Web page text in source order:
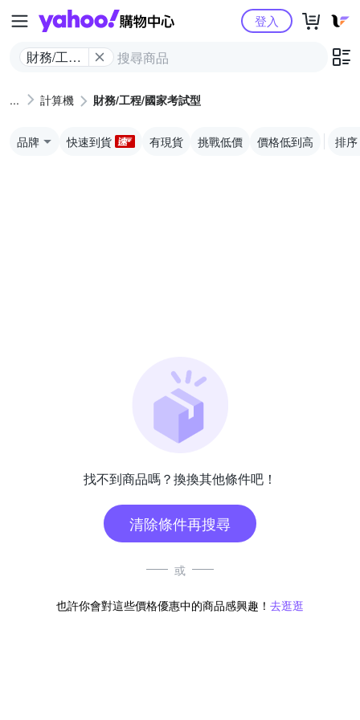
Yahoo購物中心
財務/工程/
型
登入
計算機 財務/工程/國家考試型
品牌 快速到貨 有現貨 挑戰低價 價格低到高 排序
找不到商品嗎？換換其他條件吧！
清除條件再搜尋
或
也許你會對這些價格優惠中的商品感興趣！ 去逛逛